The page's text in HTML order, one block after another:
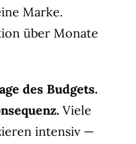
Marke.
über Monate
des Budgets.
Viele
intensiv —